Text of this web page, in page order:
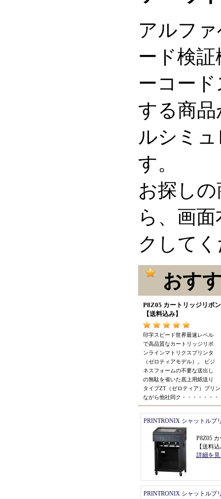
アルフ
ード検
ーコー
する商
ルシミ
す。
お探し
ら、画
クして
おす
P8Z05 カートリッジリボ
【送料込み】
印字スピード世界最速レベル
で高品質なカートリッジリボ
ンラインマトリクスプリンタ
（ゼロティアモデル）。
ビジ
ネスフォームの不要な送出し
の無駄を省いた底上用紙送り
タイプZT （ゼロティア） プリ
ながら他社同ク ・・・・・・・
PRINTRONIX シャットルプ
P8Z05
【送料
詳細を
PRINTRONIX シャットルプ